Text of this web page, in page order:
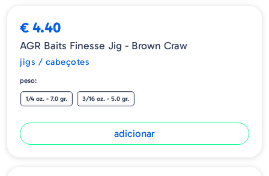
€ 4.40
AGR Baits Finesse Jig - Brown Craw
jigs / cabeçotes
peso:
1/4 oz. - 7.0 gr. 3/16 oz. - 5.0 gr.
adicionar